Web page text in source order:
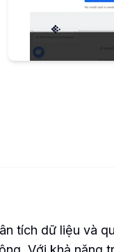
tích dữ liệu và